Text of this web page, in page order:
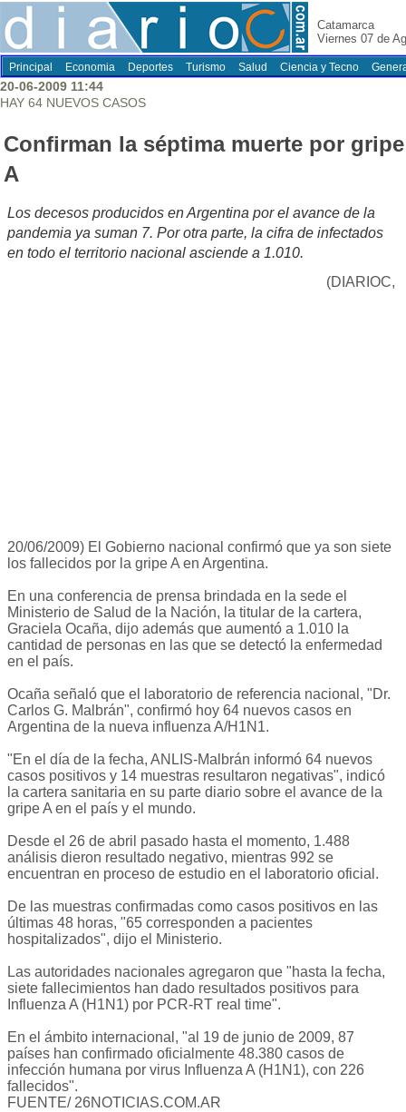
Catamarca
Viernes 07 de
Principal Economia Deportes Turismo Salud Ciencia y Tecno
20-06-2009 11:44
HAY 64 NUEVOS CASOS
Confirman la séptima muerte por gripe
A
Los decesos producidos en Argentina por el avance de la
pandemia ya suman 7. Por otra parte, la cifra de infectados
en todo el territorio nacional asciende a 1.010.
(DIARIOC,
20/06/2009) El Gobierno nacional confirmó que ya son siete
los fallecidos por la gripe A en Argentina.
En una conferencia de prensa brindada en la sede el
Ministerio de Salud de la Nación, la titular de la cartera,
Graciela Ocaña, dijo además que aumentó a 1.010 la
cantidad de personas en las que se detectó la enfermedad
en el país.
Ocaña señaló que el laboratorio de referencia nacional, "Dr.
Carlos G. Malbrán", confirmó hoy 64 nuevos casos en
Argentina de la nueva influenza A/H1N1.
"En el día de la fecha, ANLIS-Malbrán informó 64 nuevos
casos positivos y 14 muestras resultaron negativas", indicó
la cartera sanitaria en su parte diario sobre el avance de la
gripe A en el país y el mundo.
Desde el 26 de abril pasado hasta el momento, 1.488
análisis dieron resultado negativo, mientras 992 se
encuentran en proceso de estudio en el laboratorio oficial.
De las muestras confirmadas como casos positivos en las
últimas 48 horas, "65 corresponden a pacientes
hospitalizados", dijo el Ministerio.
Las autoridades nacionales agregaron que "hasta la fecha,
siete fallecimientos han dado resultados positivos para
Influenza A (H1N1) por PCR-RT real time".
En el ámbito internacional, "al 19 de junio de 2009, 87
países han confirmado oficialmente 48.380 casos de
infección humana por virus Influenza A (H1N1), con 226
fallecidos".
FUENTE/ 26NOTICIAS.COM.AR